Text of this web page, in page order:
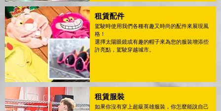
租賃配件
駕駛時使用我們各種有趣又時尚的配件來展現風
格！
選擇太陽眼鏡或有趣的帽子來為您的服裝增添些
許亮點，駕駛穿越城市。
租賃服裝
如果你沒有穿上超級英雄服裝，你怎麼能說自己